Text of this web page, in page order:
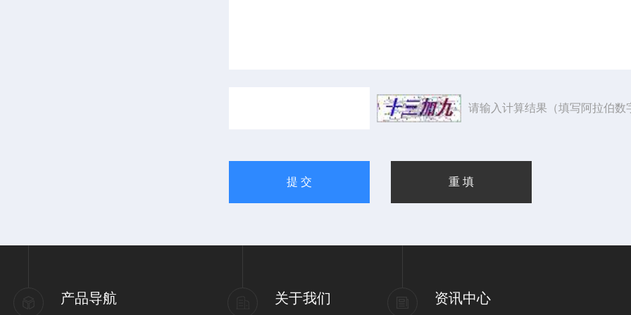
请输入计算结果（填写阿拉伯数
产品导航 关于我们 资讯中心